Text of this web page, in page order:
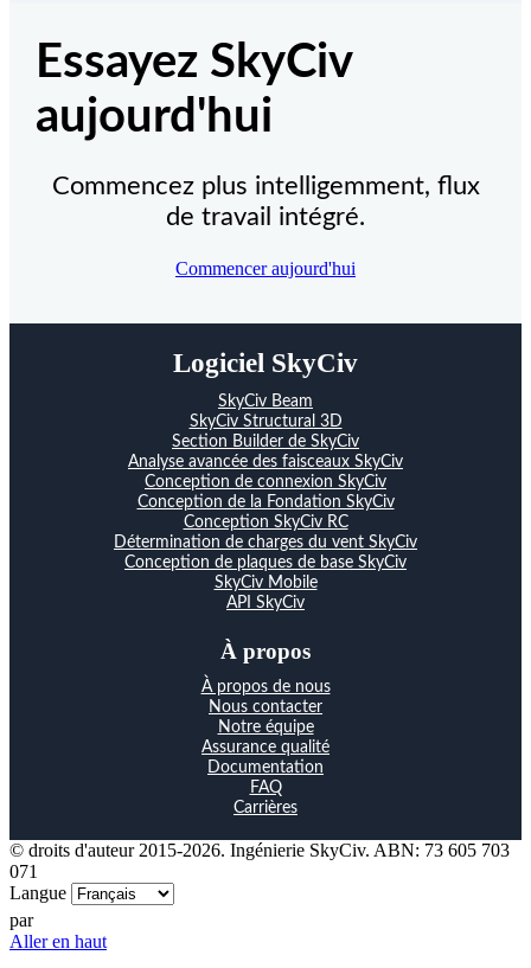
Essayez SkyCiv
aujourd'hui
Commencez plus intelligemment, flux
de travail intégré.
Commencer aujourd'hui
Logiciel SkyCiv
SkyCiv Beam
SkyCiv Structural 3D
Section Builder de SkyCiv
Analyse avancée des faisceaux SkyCiv
Conception de connexion SkyCiv
Conception de la Fondation SkyCiv
Conception SkyCiv RC
Détermination de charges du vent SkyCiv
Conception de plaques de base SkyCiv
SkyCiv Mobile
API SkyCiv
À propos
À propos de nous
Nous contacter
Notre équipe
Assurance qualité
Documentation
FAQ
Carrières
© droits d'auteur 2015-2026. Ingénierie SkyCiv. ABN: 73 605 703
071
Langue
par
Aller en haut